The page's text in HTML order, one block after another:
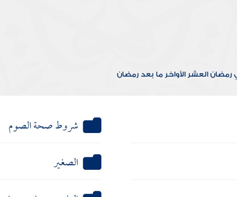
رمضان العشر الأواخر ما بعد رمضان
شروط صحة الصوم
الصغير